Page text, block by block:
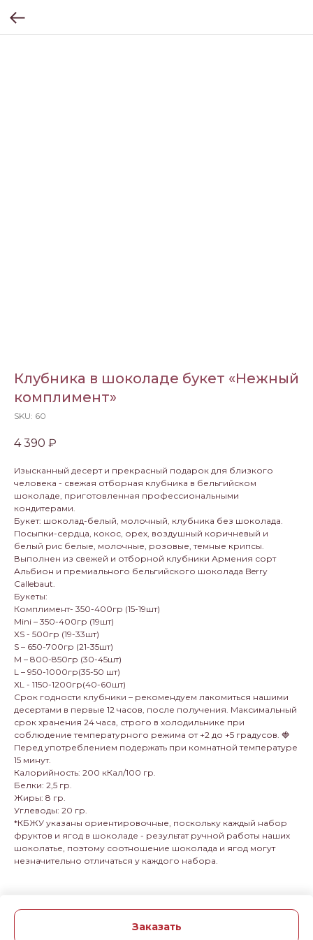
Клубника в шоколаде букет «Нежный
комплимент»
SKU: 60
4 390 ₽
Заказать
Изысканный десерт и прекрасный подарок для близкого
человека - свежая отборная клубника в бельгийском
шоколаде, приготовленная профессиональными
кондитерами.
Букет: шоколад-белый, молочный, клубника без шоколада.
Посыпки-сердца, кокос, орех, воздушный коричневый и
белый рис белые, молочные, розовые, темные крипсы.
Выполнен из свежей и отборной клубники Армения сорт
Альбион и премиального бельгийского шоколада Berry
Callebaut.
Букеты:
Комплимент- 350-400гр (15-19шт)
Mini – 350-400гр (19шт)
XS - 500гр (19-33шт)
S – 650-700гр (21-35шт)
M – 800-850гр (30-45шт)
L – 950-1000гр(35-50 шт)
XL - 1150-1200гр(40-60шт)
Срок годности клубники – рекомендуем лакомиться нашими
десертами в первые 12 часов, после получения. Максимальный
срок хранения 24 часа, строго в холодильнике при
соблюдение температурного режима от +2 до +5 градусов. 🍓
Перед употреблением подержать при комнатной температуре
15 минут.
Калорийность: 200 кКал/100 гр.
Белки: 2,5 гр.
Жиры: 8 гр.
Углеводы: 20 гр.
*КБЖУ указаны ориентировочные, поскольку каждый набор
фруктов и ягод в шоколаде - результат ручной работы наших
шоколатье, поэтому соотношение шоколада и ягод могут
незначительно отличаться у каждого набора.
Tilda